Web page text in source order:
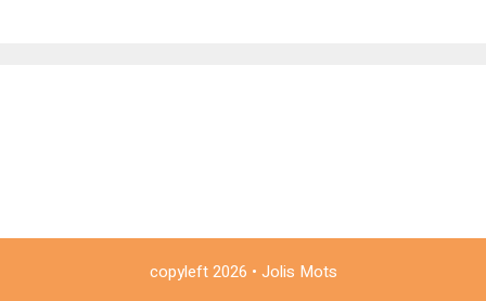
copyleft2026 • Jolis Mots